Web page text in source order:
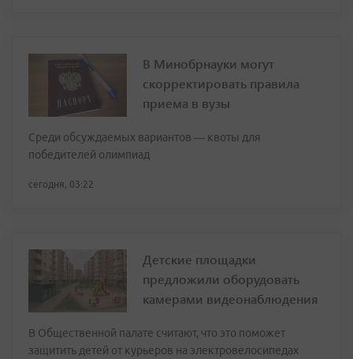
В Минобрнауки могут
скорректировать правила
приема в вузы
Среди обсуждаемых вариантов — квоты для
победителей олимпиад
сегодня, 03:22
Детские площадки
предложили оборудовать
камерами видеонаблюдения
В Общественной палате считают, что это поможет
защитить детей от курьеров на электровелосипедах